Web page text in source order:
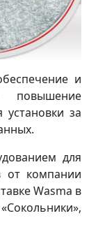
и
повышение
установки за
для
от компании
Wasma в